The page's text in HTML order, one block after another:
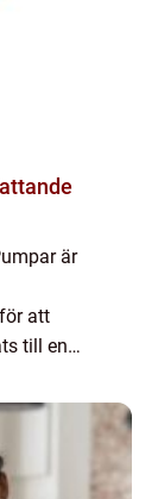
är
att
till en